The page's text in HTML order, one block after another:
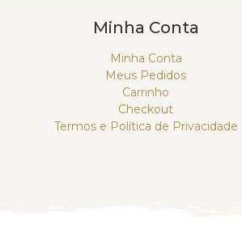
Minha Conta
Minha Conta
Meus Pedidos
Carrinho
Checkout
Termos e Política de Privacidade